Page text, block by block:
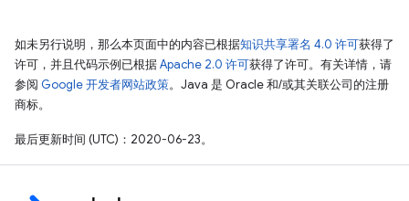
如未另行说明，那么本页面中的内容已根据知识共享署名 4.0 许可获得了
许可，并且代码示例已根据Apache 2.0 许可获得了许可。有关详情，请
参阅 Google 开发者网站政策。Java 是 Oracle 和/或其关联公司的注册
商标。
最后更新时间 (UTC)：2020-06-23。